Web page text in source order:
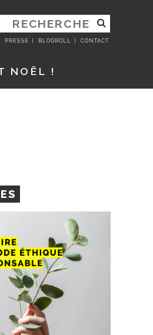
PRESSE BLOGROLL CONTACT
NOËL !